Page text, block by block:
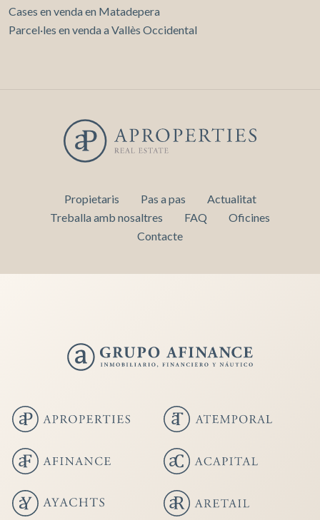
Cases en venda en Matadepera
Parcel·les en venda a Vallès Occidental
Propietaris Pas a pas
Actualitat
Treballa amb nosaltres
FAQ
Oficines
Contacte